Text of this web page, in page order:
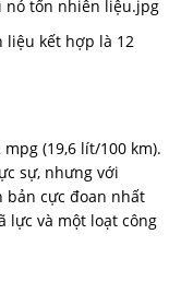
liệu kết hợp là 12
(19,6 lít/100 km).
sự, nhưng với
bản cực đoan nhất
lực và một loạt công